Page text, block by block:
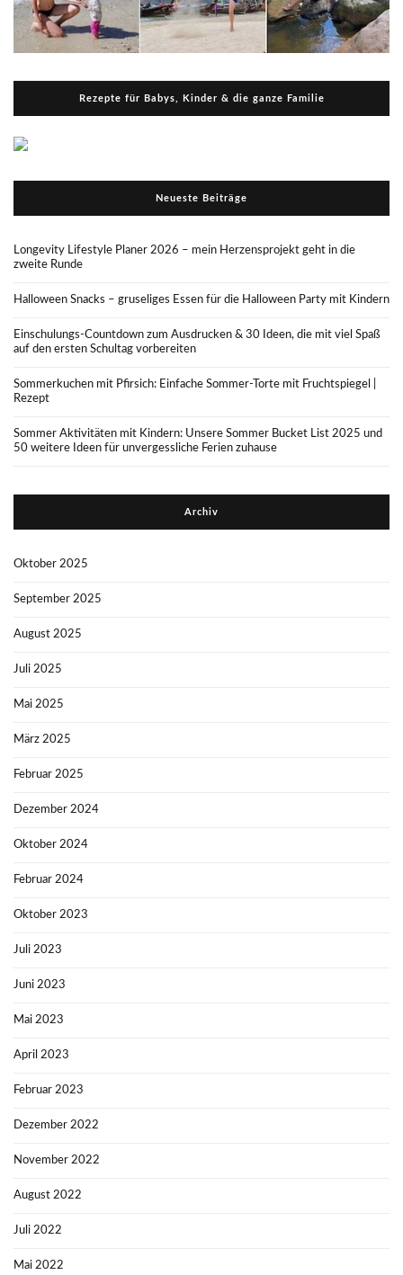
Rezepte für Babys, Kinder & die ganze Familie
Neueste Beiträge
Longevity Lifestyle Planer 2026 – mein Herzensprojekt geht in die
zweite Runde
Halloween Snacks – gruseliges Essen für die Halloween Party mit Kindern
Einschulungs-Countdown zum Ausdrucken & 30 Ideen, die mit viel Spaß
auf den ersten Schultag vorbereiten
Sommerkuchen mit Pfirsich: Einfache Sommer-Torte mit Fruchtspiegel |
Rezept
Sommer Aktivitäten mit Kindern: Unsere Sommer Bucket List 2025 und
50 weitere Ideen für unvergessliche Ferien zuhause
Archiv
Oktober 2025
September 2025
August 2025
Juli 2025
Mai 2025
März 2025
Februar 2025
Dezember 2024
Oktober 2024
Februar 2024
Oktober 2023
Juli 2023
Juni 2023
Mai 2023
April 2023
Februar 2023
Dezember 2022
November 2022
August 2022
Juli 2022
Mai 2022